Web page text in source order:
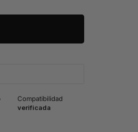
Compatibilidad
verificada